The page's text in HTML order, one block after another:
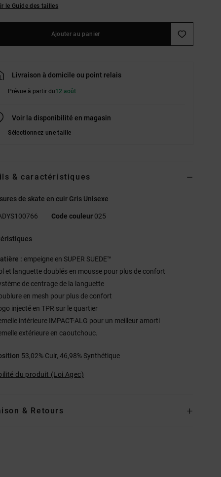
le Guide des tailles
Ajouter au panier
Livraison à domicile ou point relais
Prévue à partir du12 août
Voir la disponibilité en magasin
Sélectionnez une taille
& caractéristiques
de skate en cuir Gris Unisexe
Code couleur 025
: empeigne en SUPER SUEDE™
et languette doublés en mousse pour plus de confort
de centrage de la languette
en mesh pour plus de confort
injecté en TPR sur le quartier
intérieure IMPACT-ALG pour un meilleur amorti
extérieure en caoutchouc.
53,02% Cuir, 46,98% Synthétique
du produit (Loi Agec)
& Retours